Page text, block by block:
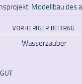
Modellbau des
VORHERIGER BEITRAG
Wasserzauber